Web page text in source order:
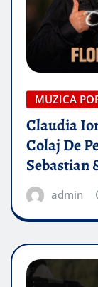
MUZICA
Claudia
Colaj De
Sebastian
admin